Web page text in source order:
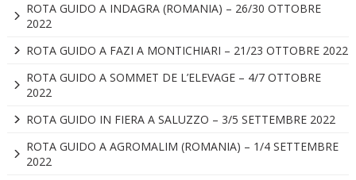
ROTA GUIDO A INDAGRA (ROMANIA) – 26/30 OTTOBRE
2022
ROTA GUIDO A FAZI A MONTICHIARI – 21/23 OTTOBRE 2022
ROTA GUIDO A SOMMET DE L’ELEVAGE – 4/7 OTTOBRE
2022
ROTA GUIDO IN FIERA A SALUZZO – 3/5 SETTEMBRE 2022
ROTA GUIDO A AGROMALIM (ROMANIA) – 1/4 SETTEMBRE
2022